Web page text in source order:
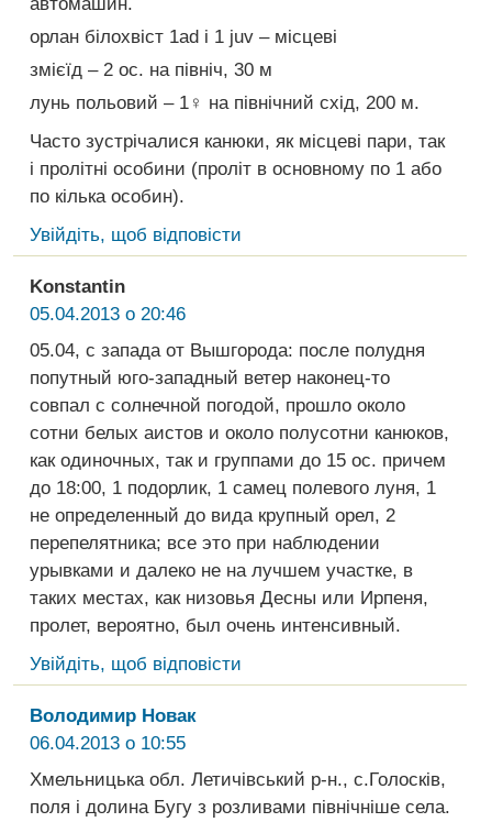
орлан білохвіст 1ad і 1 juv – місцеві
змієїд – 2 ос. на північ, 30 м
лунь польовий – 1♀ на північний схід, 200 м.
Часто зустрічалися канюки, як місцеві пари, так
і пролітні особини (проліт в основному по 1 або
по кілька особин).
Увійдіть, щоб відповісти
Konstantin
05.04.2013 о 20:46
05.04, с запада от Вышгорода: после полудня
попутный юго-западный ветер наконец-то
совпал с солнечной погодой, прошло около
сотни белых аистов и около полусотни канюков,
как одиночных, так и группами до 15 ос. причем
до 18:00, 1 подорлик, 1 самец полевого луня, 1
не определенный до вида крупный орел, 2
перепелятника; все это при наблюдении
урывками и далеко не на лучшем участке, в
таких местах, как низовья Десны или Ирпеня,
пролет, вероятно, был очень интенсивный.
Увійдіть, щоб відповісти
Володимир Новак
06.04.2013 о 10:55
Хмельницька обл. Летичівський р-н., с.Голосків,
поля і долина Бугу з розливами північніше села.